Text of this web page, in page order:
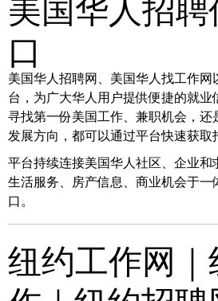
口
美国华人招聘网、美国华人找工作网
台，为广大华人用户提供便捷的就业
寻找第一份美国工作、兼职机会，还
发展方向，都可以通过平台快速获取
平台持续连接美国华人社区、企业和
生活服务、房产信息、商业机会于一
口。
纽约工作网